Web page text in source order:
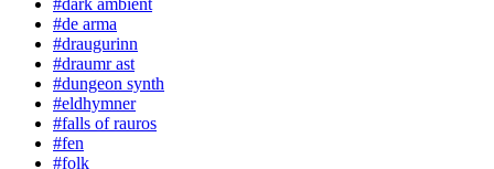
#de arma
#draugurinn
#draumr ast
#dungeon synth
#eldhymner
#falls of rauros
#fen
#folk